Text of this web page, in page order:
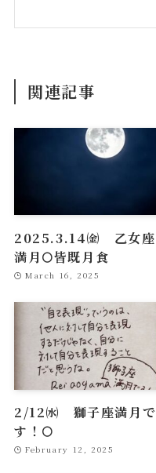
関連記事
2025.3.14㈮ 乙女座
満月🌕皆既月食
March 16, 2025
2/12㈬ 獅子座満月で
す！🌕
February 12, 2025